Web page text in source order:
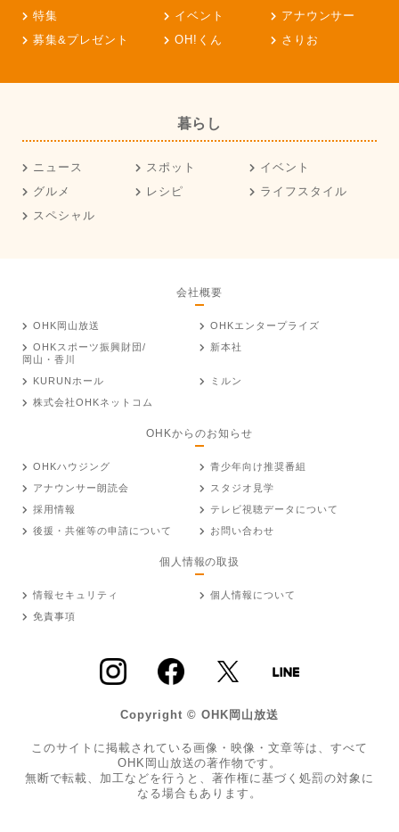
特集
イベント
アナウンサー
募集&プレゼント
OH!くん さりお
暮らし
ニュース スポット
イベント
グルメ
レシピ
ライフスタイル
スペシャル
会社概要
OHK岡山放送
OHKエンタープライズ
OHKスポーツ振興財団/
岡山・香川
新本社
KURUNホール
ミルン
株式会社OHKネットコム
OHKからのお知らせ
OHKハウジング
青少年向け推奨番組
アナウンサー朗読会
スタジオ見学
採用情報
テレビ視聴データについて
後援・共催等の申請について
お問い合わせ
個人情報の取扱
情報セキュリティ
個人情報について
免責事項
Copyright © OHK岡山放送
このサイトに掲載されている画像・映像・文章等は、すべて
OHK岡山放送の著作物です。
無断で転載、加工などを行うと、著作権に基づく処罰の対象に
なる場合もあります。